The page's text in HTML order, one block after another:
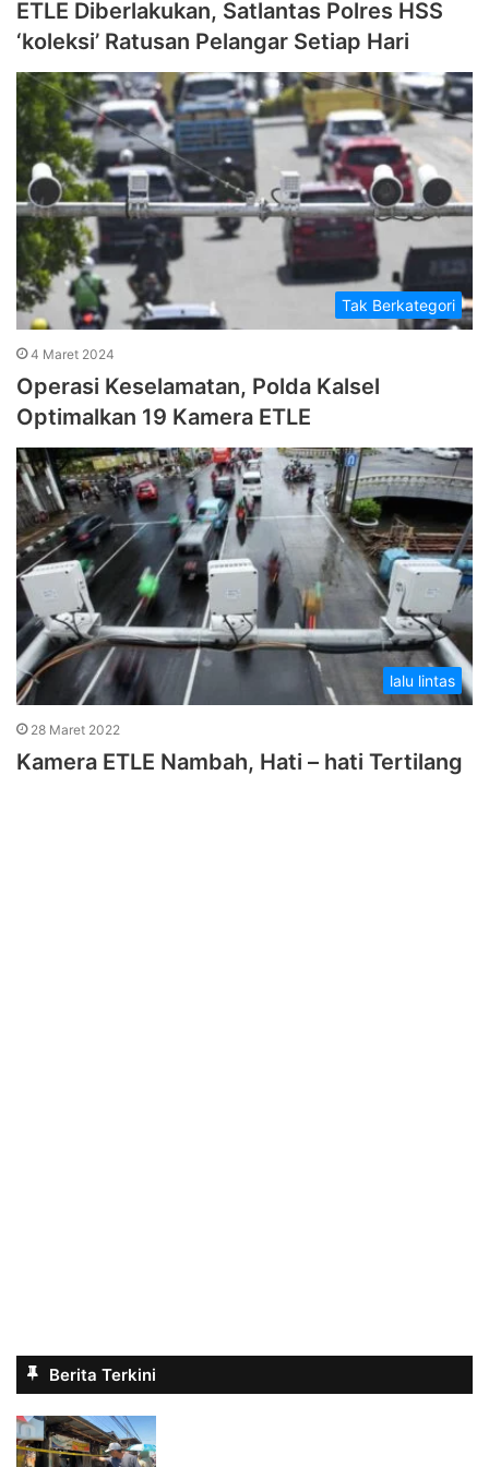
ETLE Diberlakukan, Satlantas Polres HSS
‘koleksi’ Ratusan Pelangar Setiap Hari
Tak Berkategori
4 Maret 2024
Operasi Keselamatan, Polda Kalsel
Optimalkan 19 Kamera ETLE
lalu lintas
28 Maret 2022
Kamera ETLE Nambah, Hati – hati Tertilang
Berita Terkini